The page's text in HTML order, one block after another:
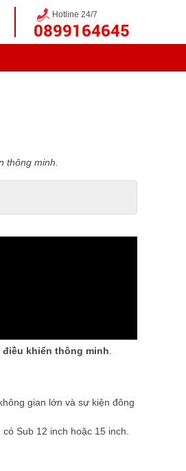
Hotline 24/7
0899164645
thông minh.
khiển thông minh
gian lớn và sự kiện đông
Sub 12 inch hoặc 15 inch.